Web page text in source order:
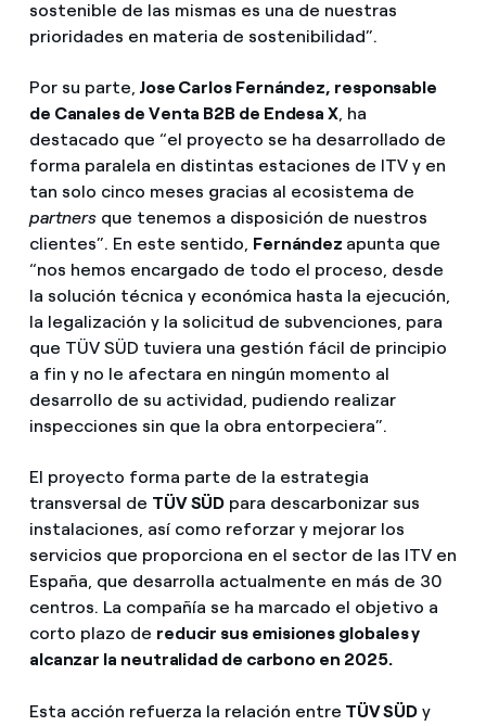
sostenible de las mismas es una de nuestras
prioridades en materia de sostenibilidad”.
Por su parte, Jose Carlos Fernández, responsable
de Canales de Venta B2B de Endesa X, ha
destacado que “el proyecto se ha desarrollado de
forma paralela en distintas estaciones de ITV y en
tan solo cinco meses gracias al ecosistema de
partnersque tenemos a disposición de nuestros
clientes”. En este sentido, Fernández apunta que
“nos hemos encargado de todo el proceso, desde
la solución técnica y económica hasta la ejecución,
la legalización y la solicitud de subvenciones, para
que TÜV SÜD tuviera una gestión fácil de principio
a fin y no le afectara en ningún momento al
desarrollo de su actividad, pudiendo realizar
inspecciones sin que la obra entorpeciera”.
El proyecto forma parte de la estrategia
transversal de TÜV SÜD para descarbonizar sus
instalaciones, así como reforzar y mejorar los
servicios que proporciona en el sector de las ITV en
España, que desarrolla actualmente en más de 30
centros. La compañía se ha marcado el objetivo a
corto plazo de reducir sus emisiones globales y
alcanzar la neutralidad de carbono en 2025.
Esta acción refuerza la relación entre TÜV SÜD y